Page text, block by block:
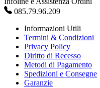
085.79.96.209
Informazioni Utili
Termini & Condizioni
Privacy Policy
Diritto di Recesso
Metodi di Pagamento
Spedizioni e Consegne
Garanzie